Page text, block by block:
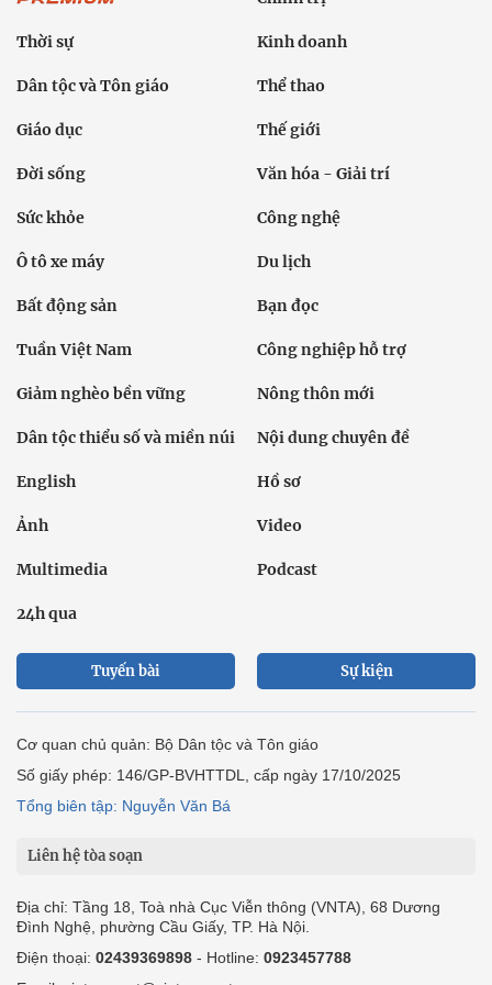
Thời sự Kinh doanh
Dân tộc và Tôn giáo Thể thao
Giáo dục Thế giới
Đời sống Văn hóa - Giải trí
Sức khỏe Công nghệ
Ô tô xe máy Du lịch
Bất động sản Bạn đọc
Tuần Việt Nam Công nghiệp hỗ trợ
Giảm nghèo bền vững Nông thôn mới
Dân tộc thiểu số và miền núi Nội dung chuyên đề
English Hồ sơ
Ảnh Video
Multimedia Podcast
24h qua
Tuyến bài Sự kiện
Cơ quan chủ quản: Bộ Dân tộc và Tôn giáo
Số giấy phép: 146/GP-BVHTTDL, cấp ngày 17/10/2025
Tổng biên tập: Nguyễn Văn Bá
Liên hệ tòa soạn
Địa chỉ: Tầng 18, Toà nhà Cục Viễn thông (VNTA), 68 Dương
Đình Nghệ, phường Cầu Giấy, TP. Hà Nội.
Điện thoại: 02439369898 - Hotline: 0923457788